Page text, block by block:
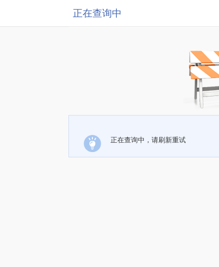
正在查询中
正在查询中，请刷新重试